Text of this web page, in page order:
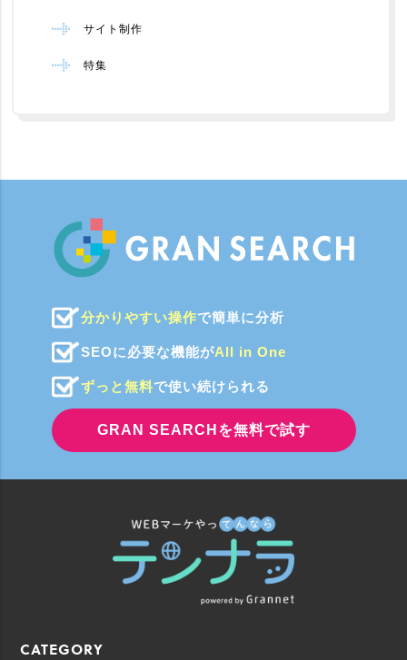
サイト制作
特集
分かりやすい操作で簡単に分析
SEOに必要な機能がAll in One
ずっと無料で使い続けられる
GRAN SEARCHを無料で試す
CATEGORY